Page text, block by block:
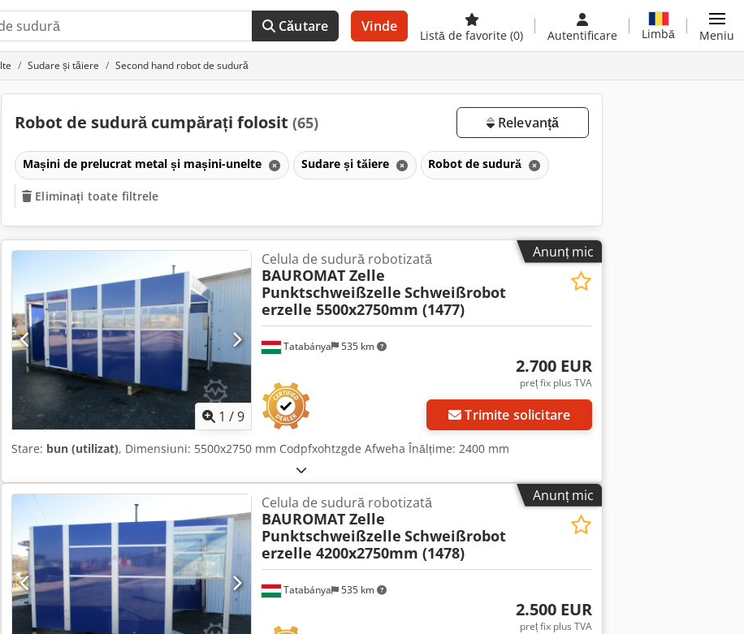
Căutare Vinde
Listă de favorite (0) Autentificare Limbă Meniu
Sudare și tăiere Second hand robot de sudură
Robot de sudură cumpărați folosit (65) Relevanță
Mașini de prelucrat metal și mașini-unelte Sudare și tăiere Robot de sudură
Eliminați toate filtrele
Anunț mic
1 /9
Tatabánya 535 km
Celula de sudură robotizată
BAUROMAT Zelle
Punktschweißzelle Schweißrobot
erzelle 5500x2750mm (1477)
2.700 EUR
preț fix plus TVA
Trimite solicitare
Stare: bun (utilizat), Dimensiuni: 5500x2750 mm Codpfxohtzgde Afweha Înălțime: 2400 mm
Anunț mic
Tatabánya 535 km
Celula de sudură robotizată
BAUROMAT Zelle
Punktschweißzelle Schweißrobot
erzelle 4200x2750mm (1478)
2.500 EUR
preț fix plus TVA